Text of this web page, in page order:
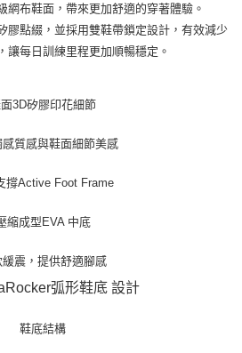
網布鞋面，帶來更加舒適的穿著體驗。
膠點綴，並採用雙鞋帶鎖定設計，有效減少
讓每日訓練里程更加順暢穩定。
3D矽膠印花細節
質感與鞋面細節美感
撐Active Foot Frame
縮成型EVA 中底
緩震，提供舒適腳感
弧形鞋底 設計
鞋底結構